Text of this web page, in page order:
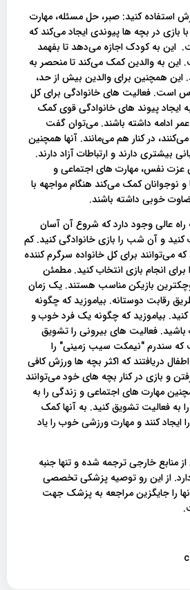
استفاده کنید: صبر، حل مسئله، مهارت
بازی در بچه ها پیوندی ایجاد می‌کند که
این به کودک اجازه می‌دهد تا بفهمد
این به والدین کمک می‌کند تا منحصر به
این همچنین برای والدین بیش از حد،
است. فعالیت های خانوادگی برای کل
ایجاد پیوند های خانوادگی قوی کمک
ادامه داشته باشند. می‌توان گفت
در کنار هم می‌مانند. آنها همچنین
بیشتری دارند و ارتباطات آزاد دارند.
عزت نفس، مهارت های اجتماعی و
نوجوانان کمک می‌کند هنگام مواجهه با
خوبی داشته باشند.
عالی وجود دارد که شروع آن آسان
و آن شب را بازی خانوادگی کنید. کم
می‌توانند برای کل خانواده سرگرم کننده
برای انجام بازی انتخاب کنید. مطمئن
بازیکن مناسب هستند. یک زمان
رقابت دوستانه. بیاموزید که چگونه
بیاموزید که چگونه یک فرد خوب و
فعالیت های بیرونی را تشویق
که سندرم "نیمکت سیب زمینی" را
دریافتند که اکثر بچه ها ورزش کافی
و بازی در کنار بچه های خود می‌توانند
مهارت های اجتماعی و زندگی را به
را به فعالیت تشویق کنید. به آنها کمک
ایجاد کنند و مهارت ورزشی خوب را یاد
خارجی ترجمه شده و تنها جنبه
از این رو توصیه پزشکی تخصصی
را جایگزین مراجعه به پزشک جهت